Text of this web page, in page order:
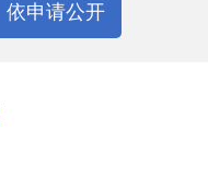
依申请公开